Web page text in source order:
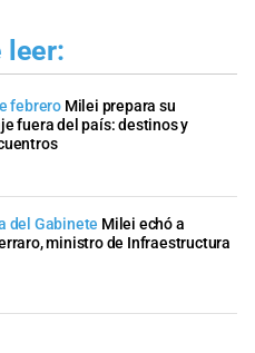
leer:
febrero Milei prepara su
fuera del país: destinos y
del Gabinete Milei echó a
ministro de Infraestructura